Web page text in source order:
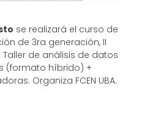
se realizará el curso de
de 3ra generación, II
de análisis de datos
(formato híbrido) +
Organiza FCEN UBA.